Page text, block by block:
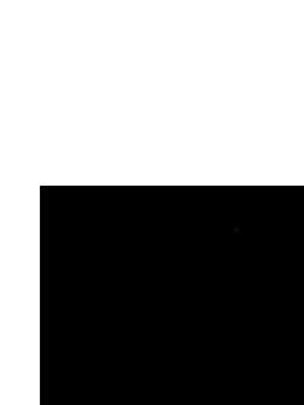
搶救腦中風病
這句話在提醒
一刻到開始使